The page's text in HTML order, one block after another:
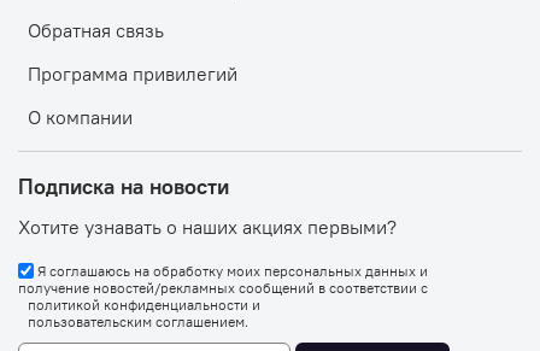
Обратная связь
Программа привилегий
О компании
Подписка на новости
Хотите узнавать о наших акциях первыми?
Я соглашаюсь на обработку моих персональных данных и
получение новостей/рекламных сообщений в соответствии с
политикой конфиденциальности и
пользовательским соглашением.